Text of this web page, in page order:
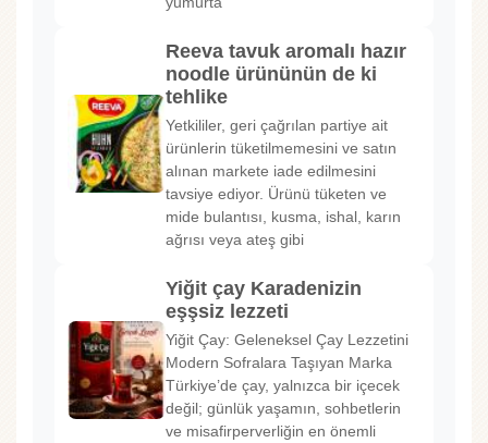
Reeva tavuk aromalı hazır
noodle ürününün de ki
tehlike
Yetkililer, geri çağrılan partiye ait
ürünlerin tüketilmemesini ve satın
alınan markete iade edilmesini
tavsiye ediyor. Ürünü tüketen ve
mide bulantısı, kusma, ishal, karın
ağrısı veya ateş gibi
Yiğit çay Karadenizin
eşşsiz lezzeti
Yiğit Çay: Geleneksel Çay Lezzetini
Modern Sofralara Taşıyan Marka
Türkiye’de çay, yalnızca bir içecek
değil; günlük yaşamın, sohbetlerin
ve misafirperverliğin en önemli